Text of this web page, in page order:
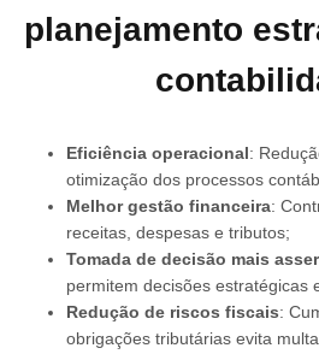
planejamento
Eficiência operacional:
otimização dos processos
Melhor gestão financeira:
receitas, despesas e tributos;
Tomada de decisão mais
permitem decisões estratégicas
Redução de riscos fiscais:
obrigações tributárias evita